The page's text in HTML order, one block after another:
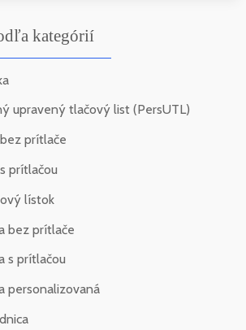
kategórií
upravený tlačový list (PersUTL)
prítlače
prítlačou
lístok
bez prítlače
s prítlačou
personalizovaná